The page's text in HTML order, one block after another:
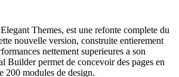
Themes, est une refonte complete du
nouvelle version, construite entierement
nettement superieures a son
Builder permet de concevoir des pages en
200 modules de design.